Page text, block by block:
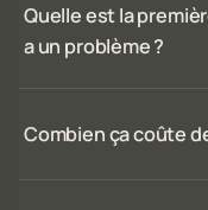
Quelle est la
a un problème ?
Combien ça coûte